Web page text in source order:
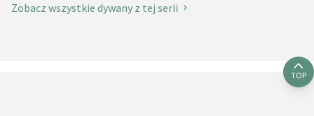
Zobacz wszystkie dywany z tej serii
TOP